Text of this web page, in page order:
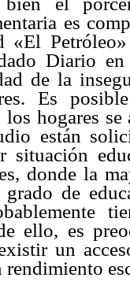
es
«El
Diario
de la
Es
los hogares
están
situación
donde la
de
ello, es
un